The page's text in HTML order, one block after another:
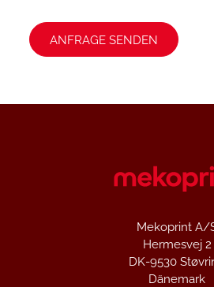
Mekoprint A/
Hermesvej 2
DK-9530
Dänemark